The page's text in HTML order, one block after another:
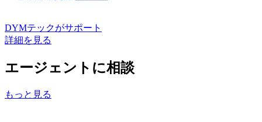
DYMテックがサポート
詳細を見る
エージェントに相談
もっと見る